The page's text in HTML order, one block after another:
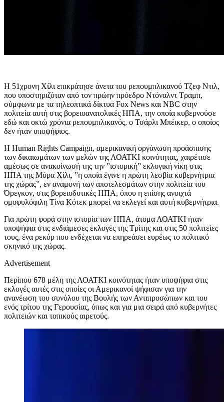
Η 51χρονη Χίλι επικράτησε άνετα του ρεπουμπλικανού Τζεφ Ντιλ,
που υποστηριζόταν από τον πρώην πρόεδρο Ντόναλντ Τραμπ,
σύμφωνα με τα τηλεοπτικά δίκτυα Fox News και NBC στην
πολιτεία αυτή στις βορειοανατολικές ΗΠΑ, την οποία κυβερνούσε
εδώ και οκτώ χρόνια ρεπουμπλικανός, ο Τσάρλι Μπέικερ, ο οποίος
δεν ήταν υποψήφιος.
Η Human Rights Campaign, αμερικανική οργάνωση προάσπισης
των δικαιωμάτων των μελών της ΛΟΑΤΚΙ κοινότητας, χαιρέτισε
αμέσως σε ανακοίνωσή της την ”ιστορική” εκλογική νίκη στις
ΗΠΑ της Μόρα Χίλι, ”η οποία έγινε η πρώτη λεσβία κυβερνήτρια
της χώρας”, εν αναμονή των αποτελεσμάτων στην πολιτεία του
Όρεγκον, στις βορειοδυτικές ΗΠΑ, όπου η επίσης ανοιχτά
ομοφυλόφιλη Τίνα Κότεκ μπορεί να εκλεγεί και αυτή κυβερνήτρια.
Για πρώτη φορά στην ιστορία των ΗΠΑ, άτομα ΛΟΑΤΚΙ ήταν
υποψήφια στις ενδιάμεσες εκλογές της Τρίτης και στις 50 πολιτείες
τους, ένα ρεκόρ που ενδέχεται να επηρεάσει ευρέως το πολιτικό
σκηνικό της χώρας.
Advertisement
Περίπου 678 μέλη της ΛΟΑΤΚΙ κοινότητας ήταν υποψήφια στις
εκλογές αυτές στις οποίες οι Αμερικανοί ψήφισαν για την
ανανέωση του συνόλου της Βουλής των Αντιπροσώπων και του
ενός τρίτου της Γερουσίας, όπως και για μια σειρά από κυβερνήτες
πολιτειών και τοπικούς αιρετούς.